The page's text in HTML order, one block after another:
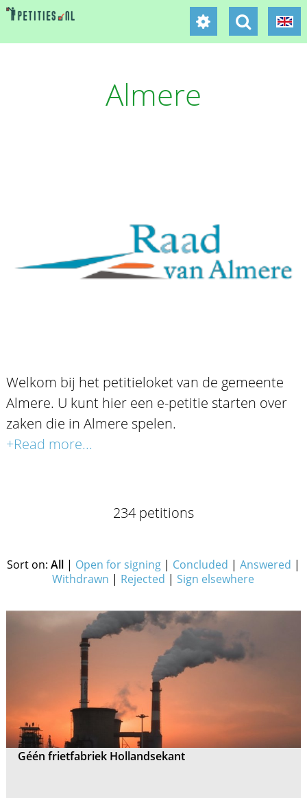
Almere
Welkom bij het petitieloket van de gemeente
Almere. U kunt hier een e-petitie starten over
zaken die in Almere spelen.
+Read more...
234 petitions
Sort on: All| Open for signing| Concluded | Answered |
Withdrawn | Rejected |Sign elsewhere
Géén frietfabriek Hollandsekant